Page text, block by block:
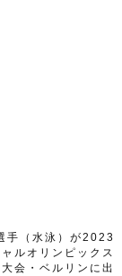
手（水泳）が2023
ルオリンピックス
会・ベルリンに出